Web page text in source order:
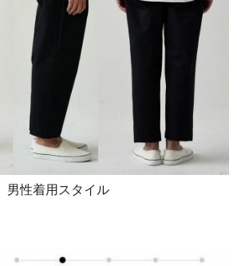
男性着用スタイル